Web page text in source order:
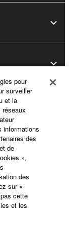
pour
surveiller
et la
informations
des
de
»,
des
sur «
cette
et les